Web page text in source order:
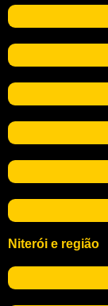
Niterói e região